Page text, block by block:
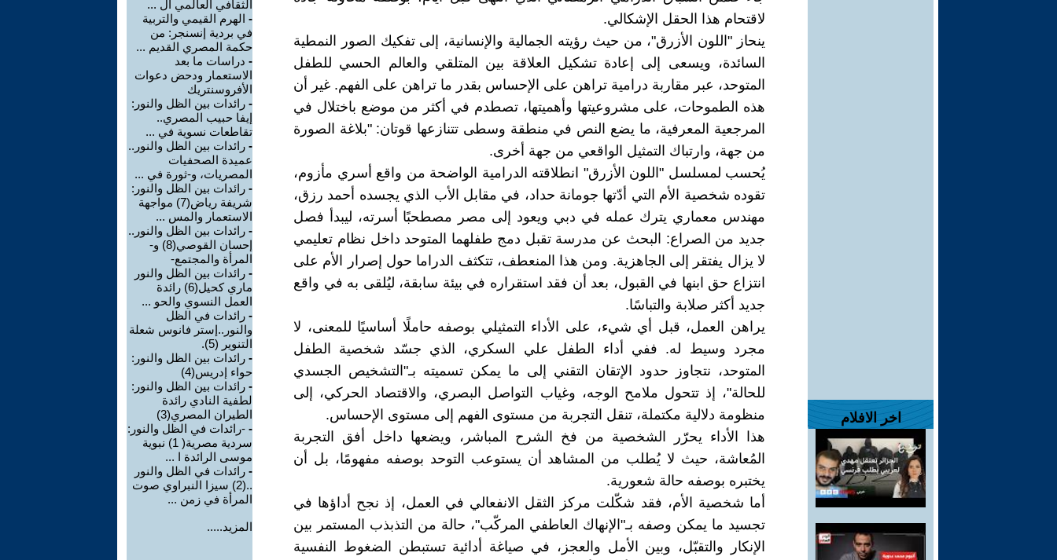
اخر الافلام
لاقتحام هذا الحقل الإشكالي.
ينحاز "اللون الأزرق"، من حيث رؤيته الجمالية والإنسانية، إلى تفكيك الصور النمطية
السائدة، ويسعى إلى إعادة تشكيل العلاقة بين المتلقي والعالم الحسي للطفل
المتوحد، عبر مقاربة درامية تراهن على الإحساس بقدر ما تراهن على الفهم. غير أن
هذه الطموحات، على مشروعيتها وأهميتها، تصطدم في أكثر من موضع باختلال في
المرجعية المعرفية، ما يضع النص في منطقة وسطى تتنازعها قوتان: "بلاغة الصورة
من جهة، وارتباك التمثيل الواقعي من جهة أخرى.
يُحسب لمسلسل "اللون الأزرق" انطلاقته الدرامية الواضحة من واقع أسري مأزوم،
تقوده شخصية الأم التي أدّتها جومانة حداد، في مقابل الأب الذي يجسده أحمد رزق،
مهندس معماري يترك عمله في دبي ويعود إلى مصر مصطحبًا أسرته، ليبدأ فصل
جديد من الصراع: البحث عن مدرسة تقبل دمج طفلهما المتوحد داخل نظام تعليمي
لا يزال يفتقر إلى الجاهزية. ومن هذا المنعطف، تتكثف الدراما حول إصرار الأم على
انتزاع حق ابنها في القبول، بعد أن فقد استقراره في بيئة سابقة، ليُلقى به في واقع
جديد أكثر صلابة والتباسًا.
يراهن العمل، قبل أي شيء، على الأداء التمثيلي بوصفه حاملًا أساسيًا للمعنى، لا
مجرد وسيط له. ففي أداء الطفل علي السكري، الذي جسّد شخصية الطفل
المتوحد، نتجاوز حدود الإتقان التقني إلى ما يمكن تسميته بـ"التشخيص الجسدي
للحالة"، إذ تتحول ملامح الوجه، وغياب التواصل البصري، والاقتصاد الحركي، إلى
منظومة دلالية مكتملة، تنقل التجربة من مستوى الفهم إلى مستوى الإحساس.
هذا الأداء يحرّر الشخصية من فخ الشرح المباشر، ويضعها داخل أفق التجربة
المُعاشة، حيث لا يُطلب من المشاهد أن يستوعب التوحد بوصفه مفهومًا، بل أن
يختبره بوصفه حالة شعورية.
أما شخصية الأم، فقد شكّلت مركز الثقل الانفعالي في العمل، إذ نجح أداؤها في
تجسيد ما يمكن وصفه بـ"الإنهاك العاطفي المركّب"، حالة من التذبذب المستمر بين
الإنكار والتقبّل، وبين الأمل والعجز، في صياغة أدائية تستبطن الضغوط النفسية
الثقافي العالمي ال ...
- الهرم القيمي والتربية
في بردية إنسنجر: من
حكمة المصري القديم ...
- دراسات ما بعد
الاستعمار ودحض دعوات
الأفروسنتريك
- رائدات بين الظل والنور:
إيفا حبيب المصري..
تقاطعات نسوية في ...
- رائدات بين الظل والنور..
عميدة الصحفيات
المصريات، و-ثورة في ...
- رائدات بين الظل والنور:
شريفة رياض(7) مواجهة
الاستعمار والمس ...
- رائدات بين الظل والنور..
إحسان القوصي(8) و-
المرأة والمجتمع-
- رائدات بين الظل والنور
ماري كحيل(6) رائدة
العمل النسوي والحو ...
- رائدات في الظل
والنور..إستر فانوس شعلة
التنوير (5).
- رائدات بين الظل والنور:
حواء إدريس(4)
- رائدات بين الظل والنور:
لطفية النادي رائدة
الطيران المصري(3)
- -رائدات في الظل والنور:
سردية مصرية( 1) نبوية
موسى الرائدة ا ...
- رائدات في الظل والنور
..(2) سيزا النبراوي صوت
المرأة في زمن ...
المزيد.....